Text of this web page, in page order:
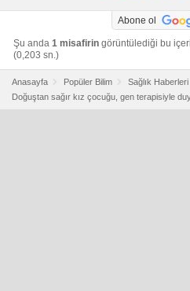
Abone ol
Şu anda 1 misafirin görüntülediği bu
(0,203 sn.)
Anasayfa Popüler Bilim
Sağlık Haberleri
Doğuştan sağır kız çocuğu, gen terapisiyle